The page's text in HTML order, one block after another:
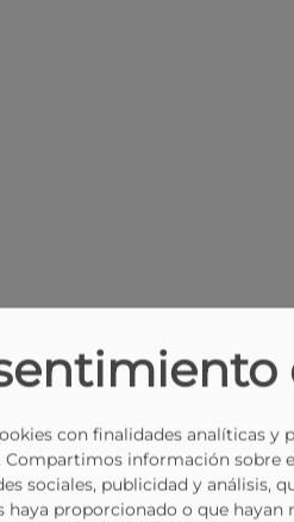
con finalidades analíticas y
Compartimos información sobre
sociales, publicidad y análisis,
haya proporcionado o que